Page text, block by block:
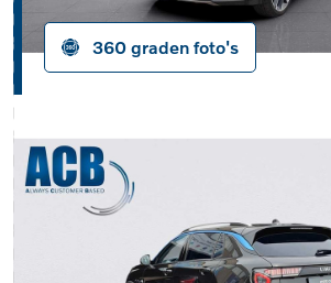
360 graden foto's